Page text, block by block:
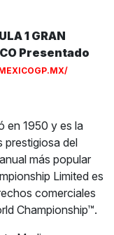
1 GRAN
Presentado
en 1950 y es la
prestigiosa del
más popular
Limited es
comerciales
Championship™.